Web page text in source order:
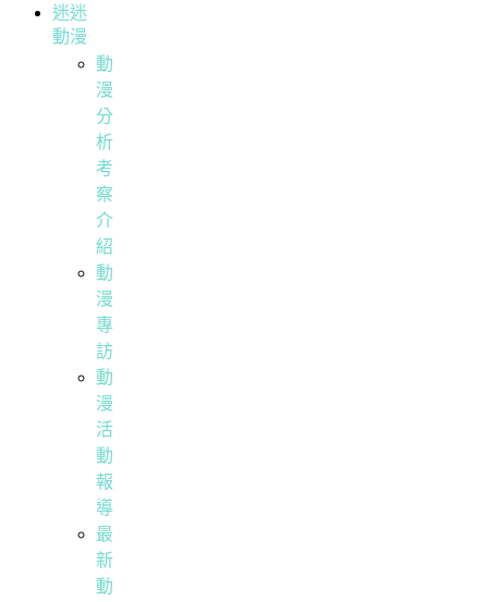
迷迷
動漫
動
漫
分
析
考
察
介
紹
動
漫
專
訪
動
漫
活
動
報
導
最
新
動